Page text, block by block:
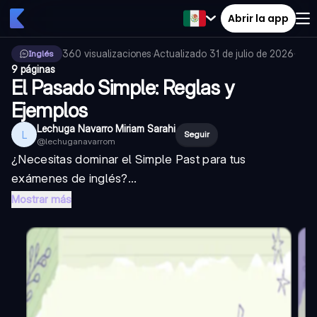
Abrir la app
Inglés 360 visualizaciones·Actualizado 31 de julio de 2026·
9 páginas
El Pasado Simple: Reglas y
Ejemplos
L Lechuga Navarro Miriam Sarahi
@lechuganavarrom
Seguir
¿Necesitas dominar el Simple Past para tus
exámenes de inglés?...
Mostrar más